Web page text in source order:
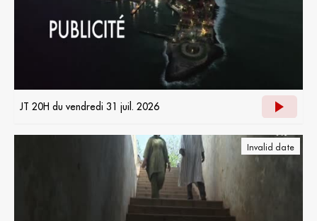
JT 20H du vendredi 31 juil. 2026
Invalid date